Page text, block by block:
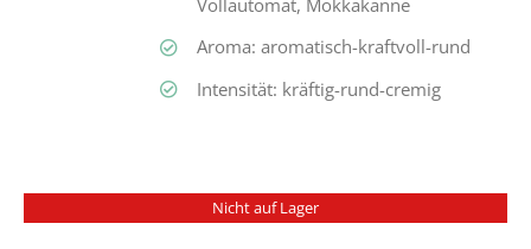
Aroma: aromatisch-kraftvoll-rund
Intensität: kräftig-rund-cremig
Nicht auf Lager